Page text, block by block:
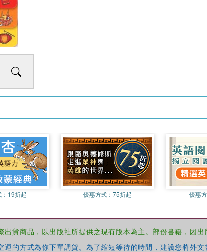
19折起 優惠方式：75折起 優惠方
貨商品，以出版社所提供之現有版本為主。部份書籍，因出
的方式為你下單調貨。為了縮短等待的時間，建議您將外